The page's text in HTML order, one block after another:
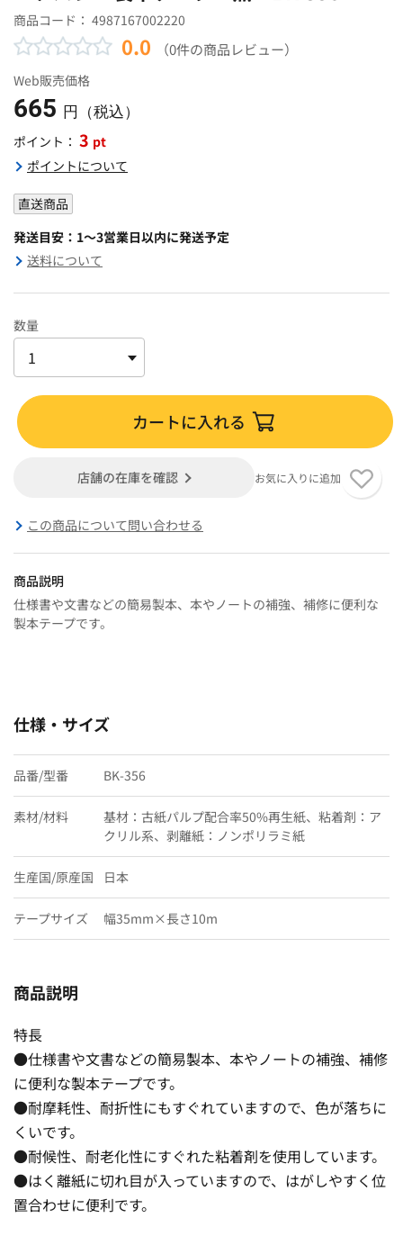
商品コード： 4987167002220
0.0 （0件の商品レビュー）
Web販売価格
665 円（税込）
ポイント： 3 pt
ポイントについて
直送商品
発送目安：1～3営業日以内に発送予定
送料について
数量
カートに入れる
店舗の在庫を確認 お気に入りに追加
この商品について問い合わせる
商品説明
仕様書や文書などの簡易製本、本やノートの補強、補修に便利な
製本テープです。
仕様・サイズ
品番/型番 BK-356
素材/材料
基材：古紙パルプ配合率50%再生紙、粘着剤：ア
クリル系、剥離紙：ノンポリラミ紙
生産国/原産国 日本
テープサイズ 幅35mm×長さ10m
商品説明
特長
●仕様書や文書などの簡易製本、本やノートの補強、補修
に便利な製本テープです。
●耐摩耗性、耐折性にもすぐれていますので、色が落ちに
くいです。
●耐候性、耐老化性にすぐれた粘着剤を使用しています。
●はく離紙に切れ目が入っていますので、はがしやすく位
置合わせに便利です。